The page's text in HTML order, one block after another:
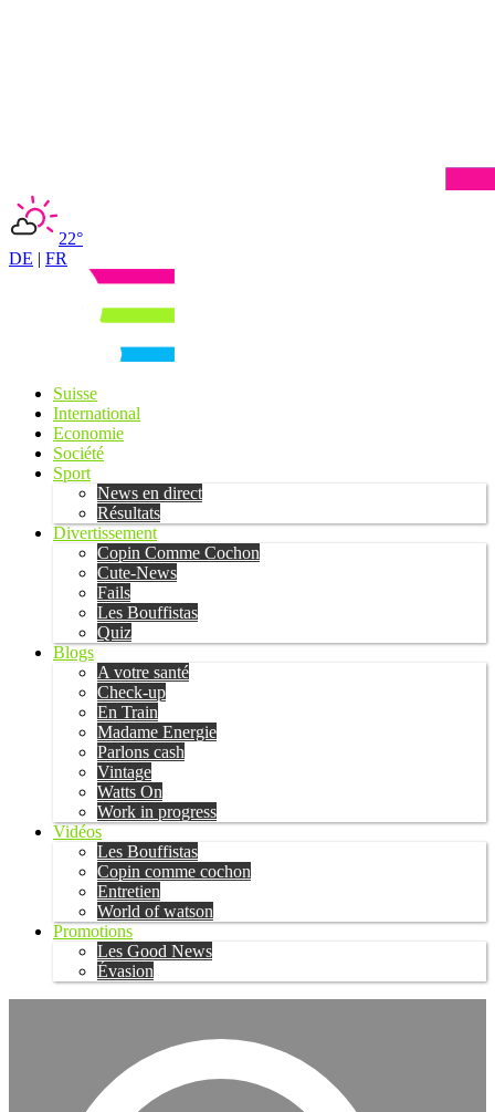
22°
DE | FR
Suisse
International
Economie
Société
Sport
News en direct
Résultats
Divertissement
Copin Comme Cochon
Cute-News
Fails
Les Bouffistas
Quiz
Blogs
A votre santé
Check-up
En Train
Madame Energie
Parlons cash
Vintage
Watts On
Work in progress
Vidéos
Les Bouffistas
Copin comme cochon
Entretien
World of watson
Promotions
Les Good News
Évasion